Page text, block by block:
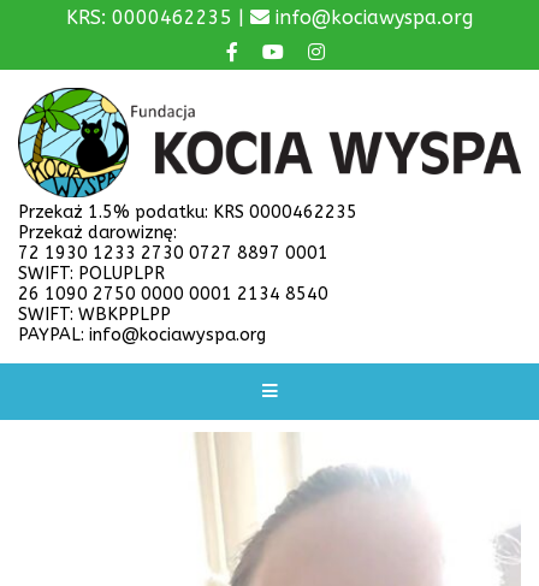
KRS: 0000462235 | info@kociawyspa.org
Przekaż 1.5% podatku: KRS 0000462235
Przekaż darowiznę:
72 1930 1233 2730 0727 8897 0001
SWIFT: POLUPLPR
26 1090 2750 0000 0001 2134 8540
SWIFT: WBKPPLPP
PAYPAL: info@kociawyspa.org